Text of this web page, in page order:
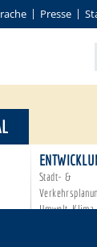
Presse
Stadt- &
Umwelt,